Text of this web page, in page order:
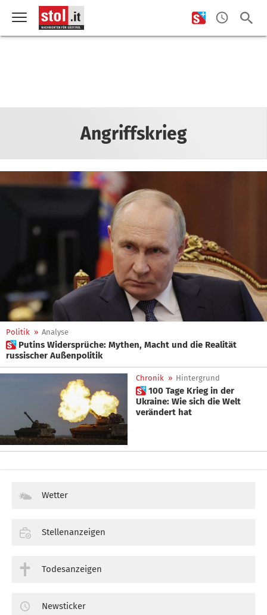
Angriffskrieg
Politik » Analyse
 Putins Widersprüche: Mythen, Macht und die Realität
russischer Außenpolitik
Chronik » Hintergrund
 100 Tage Krieg in der
Ukraine: Wie sich die Welt
verändert hat
Wetter
Stellenanzeigen
Todesanzeigen
Newsticker